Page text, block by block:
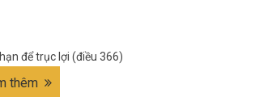
để trục lợi (điều 366)
thêm